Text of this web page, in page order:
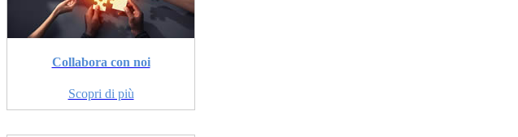
Collabora con noi
Scopri di più